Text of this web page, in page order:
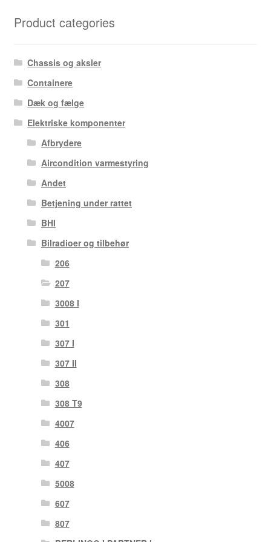
Product categories
Chassis og aksler
Containere
Dæk og fælge
Elektriske komponenter
Afbrydere
Aircondition varmestyring
Andet
Betjening under rattet
BHI
Bilradioer og tilbehør
206
207
3008 I
301
307 I
307 II
308
308 T9
4007
406
407
5008
607
807